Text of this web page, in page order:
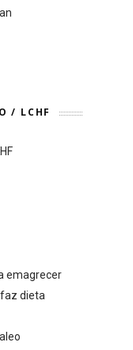
/ LCHF
emagrecer
dieta